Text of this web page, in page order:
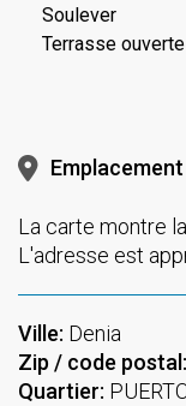
Soulever
Terrasse ouverte
Emplacement
La carte montre
L'adresse est
Ville: Denia
Zip / code postal:
Quartier: